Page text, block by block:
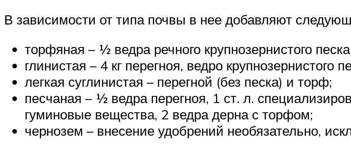
В зависимости от типа почвы в нее добавляют
торфяная – ½ ведра речного крупнозернистого
глинистая – 4 кг перегноя, ведро крупнозернистого
легкая суглинистая – перегной (без песка) и торф;
песчаная – ½ ведра перегноя, 1 ст. л.
гуминовые вещества, 2 ведра дерна с торфом;
чернозем – внесение удобрений необязательно,